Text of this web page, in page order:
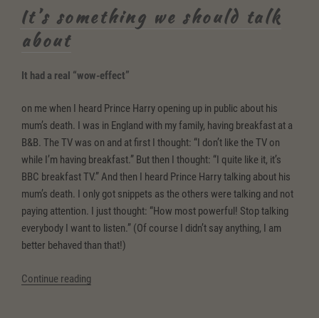
It’s something we should talk
about
It had a real “wow-effect”
on me when I heard Prince Harry opening up in public about his
mum’s death. I was in England with my family, having breakfast at a
B&B. The TV was on and at first I thought: “I don’t like the TV on
while I’m having breakfast.” But then I thought: “I quite like it, it’s
BBC breakfast TV.” And then I heard Prince Harry talking about his
mum’s death. I only got snippets as the others were talking and not
paying attention. I just thought: “How most powerful! Stop talking
everybody I want to listen.” (Of course I didn’t say anything, I am
better behaved than that!)
Continue reading“It’s